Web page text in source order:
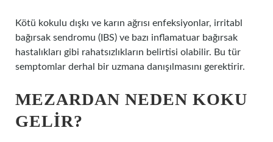
Kötü kokulu dışkı ve karın ağrısı enfeksiyonlar, irritabl
bağırsak sendromu (IBS) ve bazı inflamatuar bağırsak
hastalıkları gibi rahatsızlıkların belirtisi olabilir. Bu tür
semptomlar derhal bir uzmana danışılmasını gerektirir.
MEZARDAN NEDEN KOKU
GELIR?